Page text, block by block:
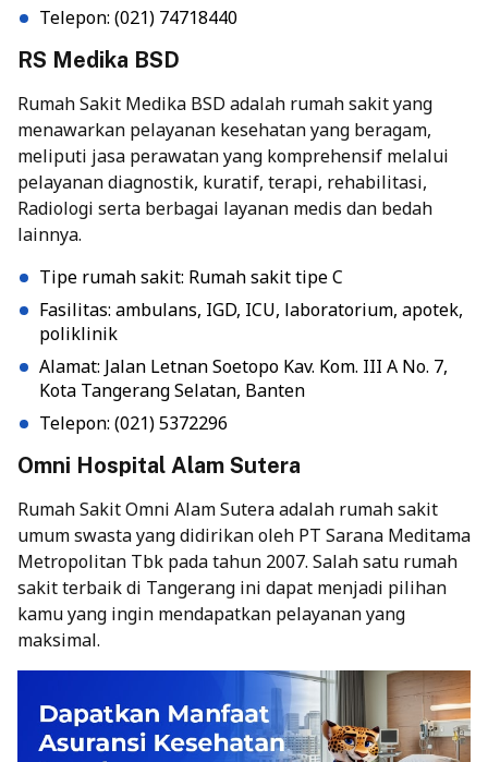
Telepon: (021) 74718440
RS Medika BSD
Rumah Sakit Medika BSD adalah rumah sakit yang
menawarkan pelayanan kesehatan yang beragam,
meliputi jasa perawatan yang komprehensif melalui
pelayanan diagnostik, kuratif, terapi, rehabilitasi,
Radiologi serta berbagai layanan medis dan bedah
lainnya.
Tipe rumah sakit: Rumah sakit tipe C
Fasilitas: ambulans, IGD, ICU, laboratorium, apotek,
poliklinik
Alamat: Jalan Letnan Soetopo Kav. Kom. III A No. 7,
Kota Tangerang Selatan, Banten
Telepon: (021) 5372296
Omni Hospital Alam Sutera
Rumah Sakit Omni Alam Suteraadalah rumah sakit
umum swasta yang didirikan oleh PT Sarana Meditama
Metropolitan Tbk pada tahun 2007. Salah satu rumah
sakit terbaik di Tangerang ini dapat menjadi pilihan
kamu yang ingin mendapatkan pelayanan yang
maksimal.